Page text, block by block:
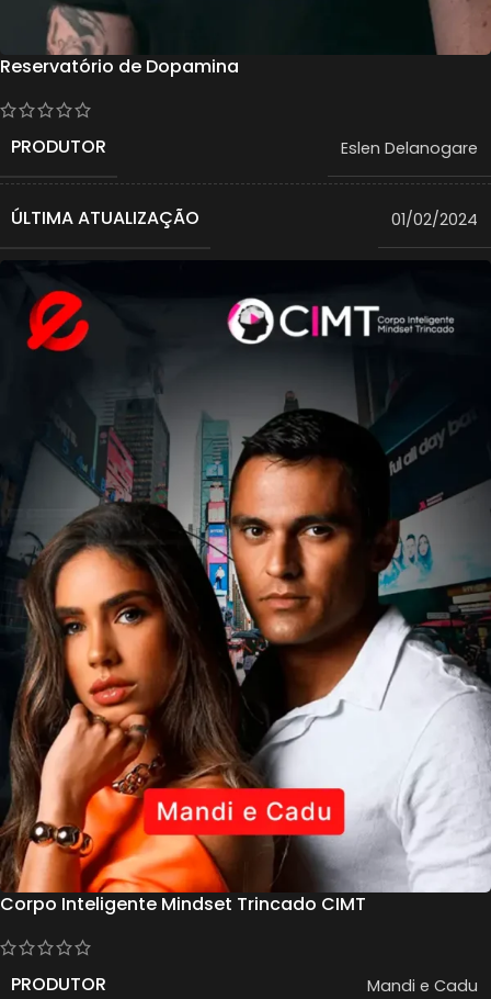
Reservatório de Dopamina
PRODUTOR Eslen Delanogare
ÚLTIMA ATUALIZAÇÃO 01/02/2024
Corpo Inteligente Mindset Trincado CIMT
PRODUTOR Mandi e Cadu